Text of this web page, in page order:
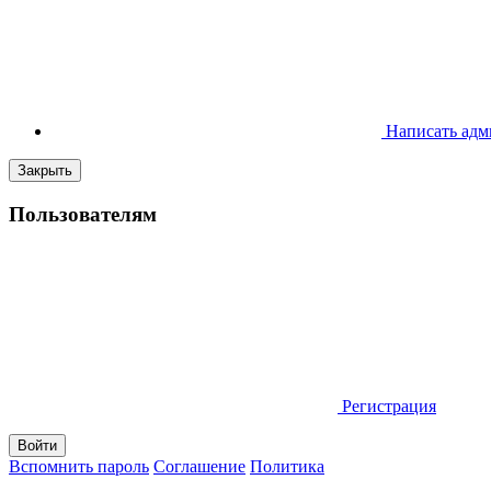
Написать
Закрыть
Пользователям
Регистрация
Вспомнить пароль Соглашение Политика